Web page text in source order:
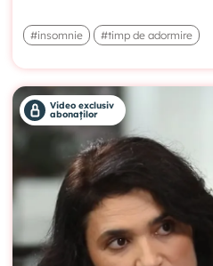
#insomnie #timp de adormire
Video exclusiv
abonaților